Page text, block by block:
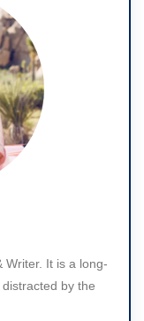
Writer. It is a long-
by the